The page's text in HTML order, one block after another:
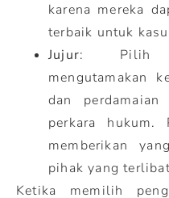
karena mereka
terbaik untuk
Jujur: Pilih
mengutamakan
dan perdamaian
perkara hukum.
memberikan
pihak yang
Ketika memilih